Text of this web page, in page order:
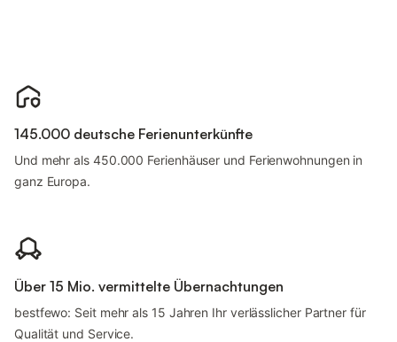
145.000 deutsche Ferienunterkünfte
Und mehr als 450.000 Ferienhäuser und Ferienwohnungen in
ganz Europa.
Über 15 Mio. vermittelte Übernachtungen
bestfewo: Seit mehr als 15 Jahren Ihr verlässlicher Partner für
Qualität und Service.